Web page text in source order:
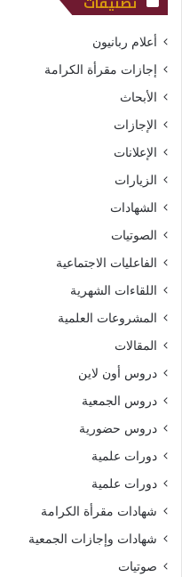
أعلام ربانيون
إجازات مقرأة الكرامة
الأبحاث
الإجازات
الإعلانات
الزيارات
الشهادات
الصوتيات
الفاعليات الاجتماعية
اللقاءات الشهرية
المشروعات العلمية
المقالات
دروس أون لاين
دروس الجمعية
دروس حضورية
دورات علمية
دورات علمية
شهادات مقرأة الكرامة
شهادات وإجازات الجمعية
صوتيات